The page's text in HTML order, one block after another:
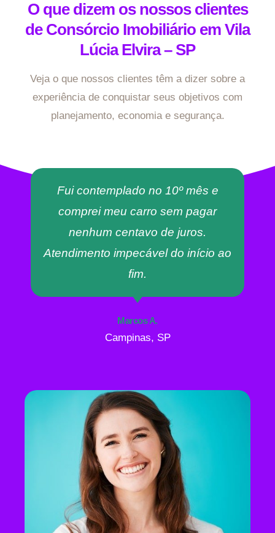
O que dizem os nossos clientes
de Consórcio Imobiliário em Vila
Lúcia Elvira – SP
Veja o que nossos clientes têm a dizer sobre a
experiência de conquistar seus objetivos com
planejamento, economia e segurança.
Fui contemplado no 10º mês e
comprei meu carro sem pagar
nenhum centavo de juros.
Atendimento impecável do início ao
fim.
Marcos A.
Campinas, SP